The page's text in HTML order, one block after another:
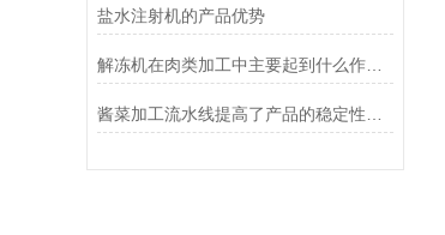
盐水注射机的产品优势
解冻机在肉类加工中主要起到什么作用？